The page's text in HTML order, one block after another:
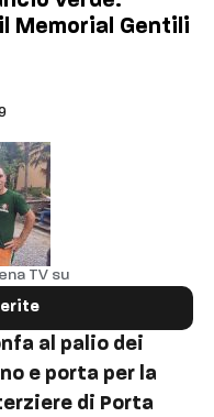
Memorial Gentili
TV su
al palio dei
e porta per la
di Porta